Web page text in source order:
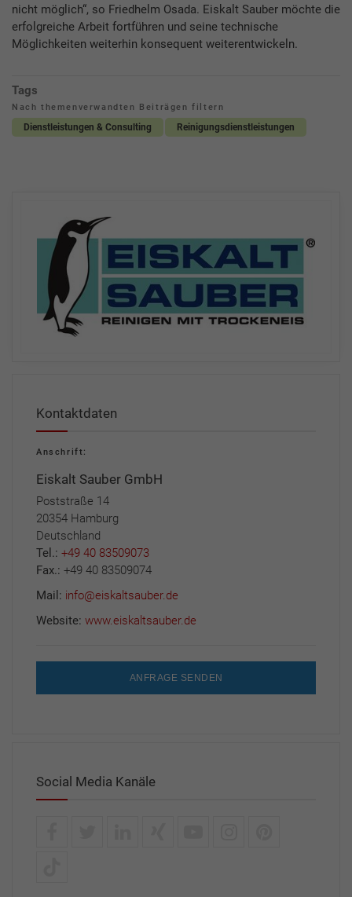
nicht möglich“, so Friedhelm Osada. Eiskalt Sauber möchte die
erfolgreiche Arbeit fortführen und seine technische
Möglichkeiten weiterhin konsequent weiterentwickeln.
Tags
Nach themenverwandten Beiträgen filtern
Dienstleistungen & Consulting Reinigungsdienstleistungen
Kontaktdaten
Anschrift:
Eiskalt Sauber GmbH
Poststraße 14
20354 Hamburg
Deutschland
Tel.: +49 40 83509073
Fax.: +49 40 83509074
Mail: info@eiskaltsauber.de
Website: www.eiskaltsauber.de
ANFRAGE SENDEN
Social Media Kanäle